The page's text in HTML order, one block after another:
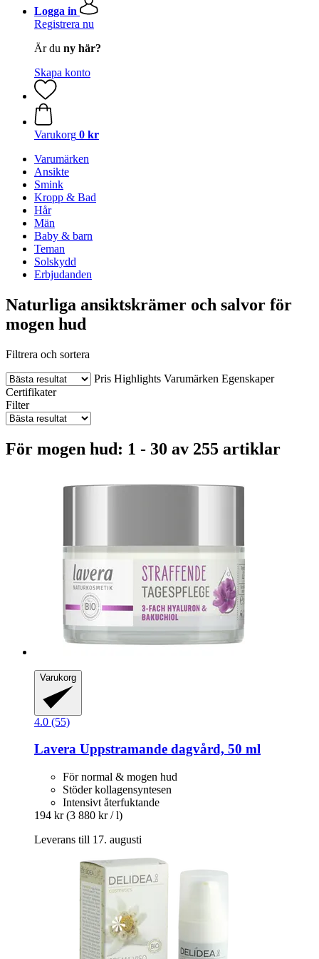
Logga in
Registrera nu
Är du ny här?
Skapa konto
Varukorg 0 kr
Varumärken
Ansikte
Smink
Kropp & Bad
Hår
Män
Baby & barn
Teman
Solskydd
Erbjudanden
Naturliga ansiktskrämer och salvor för
mogen hud
Filtrera och sortera
Pris Highlights Varumärken Egenskaper
Certifikater
Filter
För mogen hud: 1 - 30 av 255 artiklar
Varukorg
4.0 (55)
Lavera Uppstramande dagvård, 50 ml
För normal & mogen hud
Stöder kollagensyntesen
Intensivt återfuktande
194 kr (3 880 kr / l)
Leverans till 17. augusti